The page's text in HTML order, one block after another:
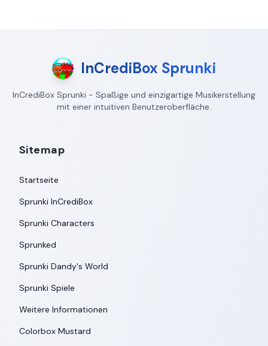
InCrediBox Sprunki
InCrediBox Sprunki - Spaßige und einzigartige Musikerstellung
mit einer intuitiven Benutzeroberfläche.
Sitemap
Startseite
Sprunki InCrediBox
Sprunki Characters
Sprunked
Sprunki Dandy's World
Sprunki Spiele
Weitere Informationen
Colorbox Mustard